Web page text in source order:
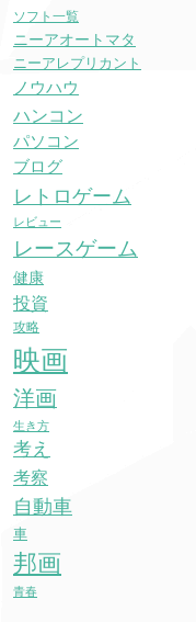
ソフト一覧
ニーアオートマタ
ニーアレプリカント
ノウハウ
ハンコン
パソコン
ブログ
レトロゲーム
レビュー
レースゲーム
健康
投資
攻略
映画
洋画
生き方
考え
考察
自動車
車
邦画
青春